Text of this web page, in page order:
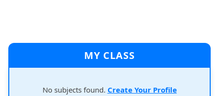
MY CLASS
No subjects found. Create Your Profile